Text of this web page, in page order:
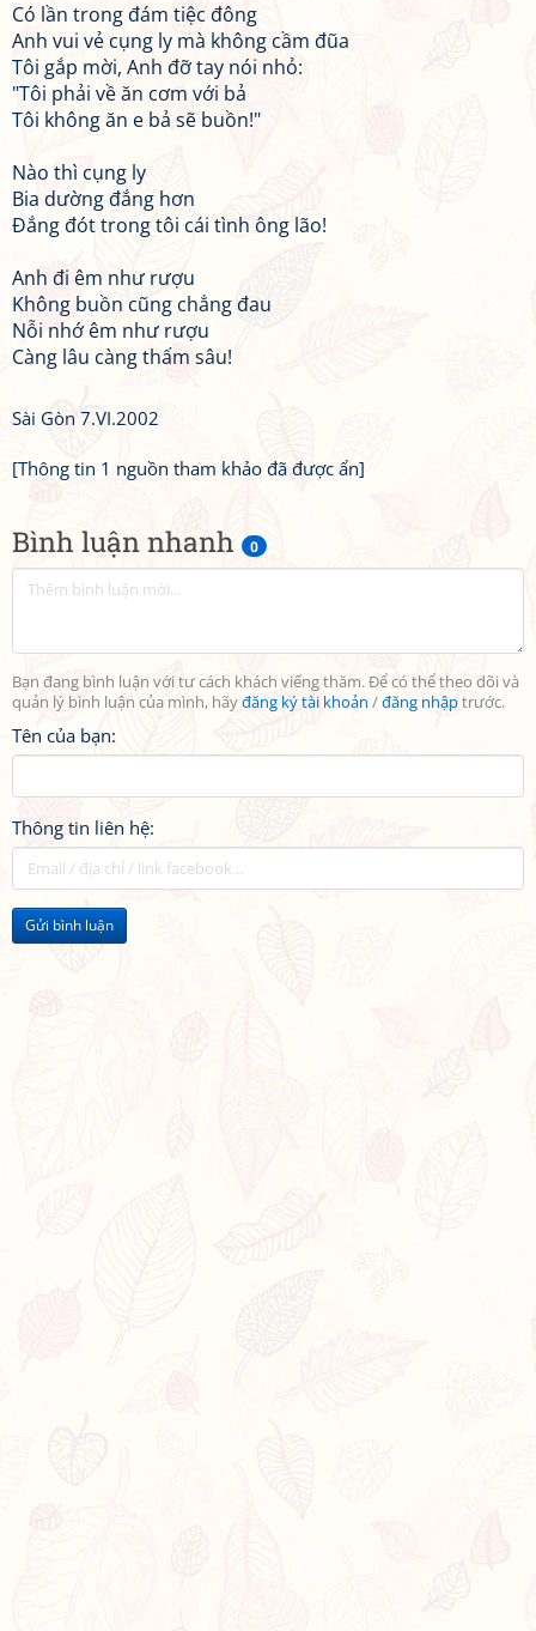
Bình luận nhanh 0
Bạn đang bình luận với tư cách khách viếng thăm. Để có thể theo dõi và
quản lý bình luận của mình, hãyđăng ký tài khoản /đăng nhậptrước.
Tên của bạn:
Thông tin liên hệ:
Gửi bình luận
Có lần trong đám tiệc đông
Anh vui vẻ cụng ly mà không cầm đũa
Tôi gắp mời, Anh đỡ tay nói nhỏ:
"Tôi phải về ăn cơm với bả
Tôi không ăn e bả sẽ buồn!"
Nào thì cụng ly
Bia dường đắng hơn
Đắng đót trong tôi cái tình ông lão!
Anh đi êm như rượu
Không buồn cũng chẳng đau
Nỗi nhớ êm như rượu
Càng lâu càng thấm sâu!
Sài Gòn 7.VI.2002
[Thông tin 1 nguồn tham khảo đã được ẩn]